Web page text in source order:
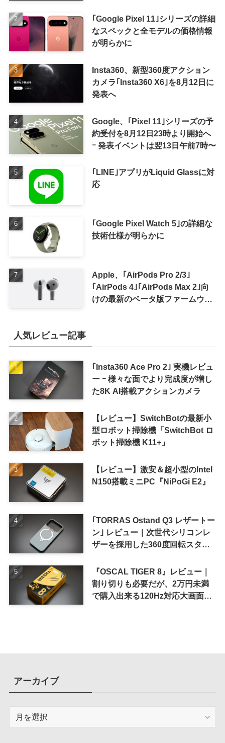
｢Google Pixel 11｣シリーズの詳細
なスペックと全モデルの価格情報
が明らかに
Insta360、新型360度アクション
カメラ｢Insta360 X6｣を8月12日に
発表へ
Google、｢Pixel 11｣シリーズの予
約受付を8月12日23時より開始へ
ｰ 発表イベントは翌13日午前7時〜
｢LINE｣アプリがLiquid Glassに対
応
｢Google Pixel Watch 5｣の詳細な
技術仕様が明らかに
Apple、｢AirPods Pro 2/3｣
｢AirPods 4｣｢AirPods Max 2｣向
けの最新のベータ版ファームウェ
人気レビュー記事
｢Insta360 Ace Pro 2｣ 実機レビュ
ー ｰ 様々な面でより完成度が増し
た8K AI搭載アクションカメラ
【レビュー】SwitchBotの最新小
型ロボット掃除機「SwitchBot ロ
ボット掃除機 K11+」
【レビュー】激安＆超小型のIntel
N150搭載ミニPC『NiPoGi E2』
｢TORRAS Ostand Q3 レザートー
ン｣ レビュー｜次世代シリコンレ
ザーを採用した360度回転スタン
『OSCAL TIGER 8』レビュー｜
割り切りも必要だが、2万円未満
で購入出来る120Hz対応大画面ス
アーカイブ